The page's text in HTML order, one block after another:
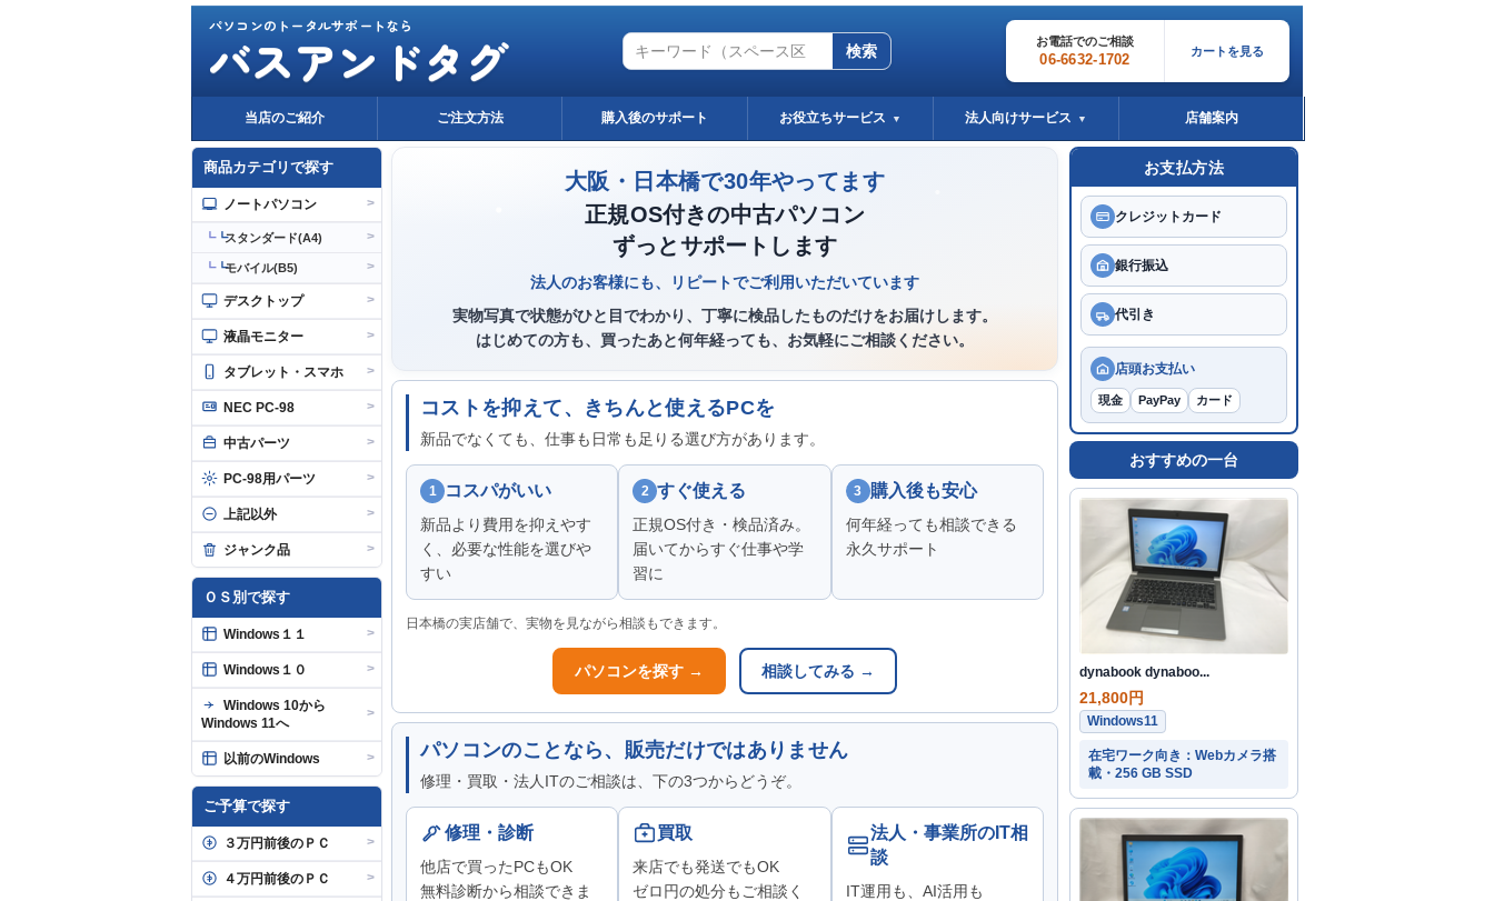
パソコンのトータルサポートなら
バスアンドタグ 検索
お電話でのご相談
06-6632-1702 カートを見る
当店のご紹介 ご注文方法 購入後のサポート お役立ちサービス ▼ 法人向けサービス ▼ 店舗案内
商品カテゴリで探す
ノートパソコン >
┗スタンダード(A4) >
┗モバイル(B5) >
デスクトップ >
液晶モニター >
タブレット・スマホ >
NEC PC-98 >
中古パーツ >
PC-98用パーツ >
上記以外 >
ジャンク品 >
ＯＳ別で探す
Windows１１ >
Windows１０ >
Windows 10から
Windows 11へ
>
以前のWindows >
ご予算で探す
３万円前後のＰＣ >
４万円前後のＰＣ >
大阪・日本橋で30年やってます
正規OS付きの中古パソコン
ずっとサポートします
法人のお客様にも、リピートでご利用いただいています
実物写真で状態がひと目でわかり、丁寧に検品したものだけをお届けします。
はじめての方も、買ったあと何年経っても、お気軽にご相談ください。
コストを抑えて、きちんと使えるPCを
新品でなくても、仕事も日常も足りる選び方があります。
1 コスパがいい
新品より費用を抑えやす
く、必要な性能を選びや
すい
2 すぐ使える
正規OS付き・検品済み。
届いてからすぐ仕事や学
習に
3 購入後も安心
何年経っても相談できる
永久サポート
日本橋の実店舗で、実物を見ながら相談もできます。
パソコンを探す → 相談してみる →
パソコンのことなら、販売だけではありません
修理・買取・法人ITのご相談は、下の3つからどうぞ。
修理・診断
他店で買ったPCもOK
無料診断から相談できま
買取
来店でも発送でもOK
ゼロ円の処分もご相談く
法人・事業所のIT相
談
IT運用も、AI活用も
お支払方法
クレジットカード
銀行振込
代引き
店頭お支払い
現金 PayPay カード
おすすめの一台
dynabook dynaboo...
21,800円
Windows11
在宅ワーク向き：Webカメラ搭
載・256 GB SSD